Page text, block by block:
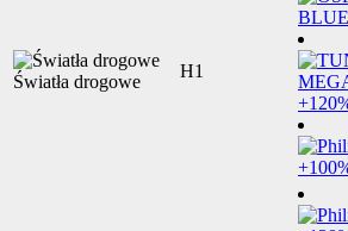
Światła drogowe
H1